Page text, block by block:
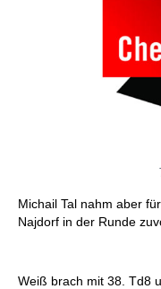
Michail Tal nahm aber
Najdorf in der Runde
Weiß brach mit 38. Td8